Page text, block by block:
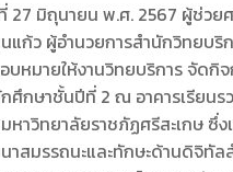
มิถุนายน พ.ศ. 2567 ผู้ช่วย
แก้ว ผู้อำนวยการสำนักวิทยบริ
บหมายให้งานวิทยบริการ จัด
กศึกษาชั้นปีที่ 2 ณ อาคารเรียน
หาวิทยาลัยราชภัฏศรีสะเกษ ซึ่
าสมรรถนะและทักษะด้านดิจิทั